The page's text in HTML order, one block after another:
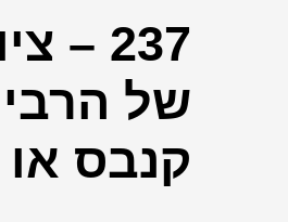
237
של הרבי
קנבס או
כמות
של
237
ציור
גרפיטי